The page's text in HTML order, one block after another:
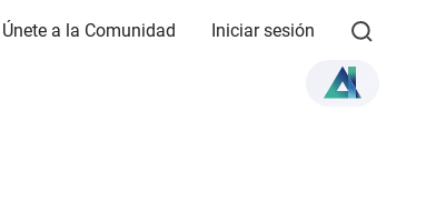
Únete a la Comunidad Iniciar sesión